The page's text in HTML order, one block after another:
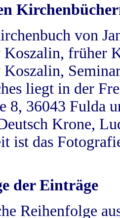
von
Koszalin, früher
Koszalin,
liegt in der
8, 36043 Fulda
Krone,
ist das
der Einträge
Reihenfolge